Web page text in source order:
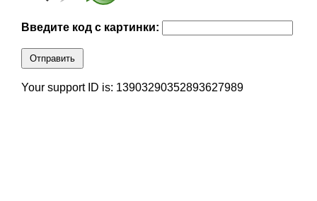
Введите код с картинки:
Отправить
Your support ID is: 13903290352893627989